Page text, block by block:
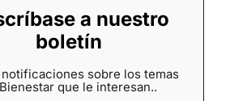
a nuestro
boletín
notificaciones sobre los temas
que le interesan..